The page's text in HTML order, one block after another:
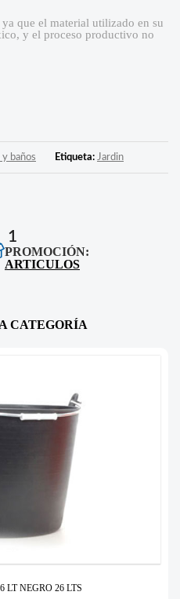
que el material utilizado en su
y el proceso productivo no
baños Etiqueta: Jardin
1
PROMOCIÓN:
ARTICULOS
CATEGORÍA
LT NEGRO 26 LTS